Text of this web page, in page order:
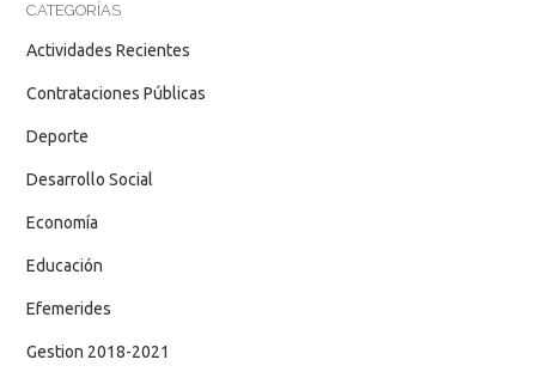
CATEGORÍAS
Actividades Recientes
Contrataciones Públicas
Deporte
Desarrollo Social
Economía
Educación
Efemerides
Gestion 2018-2021